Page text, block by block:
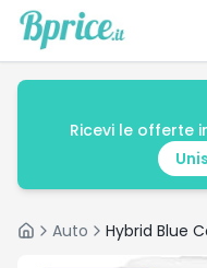
Ricevi le offerte
HomeAuto